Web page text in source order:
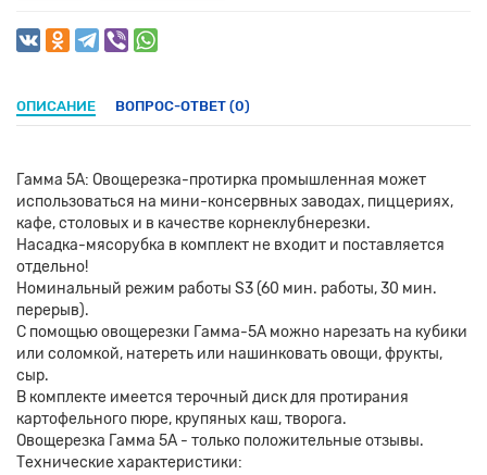
ОПИСАНИЕ ВОПРОС-ОТВЕТ (0)
Гамма 5А: Овощерезка-протирка промышленная может
использоваться на мини-консервных заводах, пиццериях,
кафе, столовых и в качестве корнеклубнерезки.
Насадка-мясорубка в комплект не входит и поставляется
отдельно!
Номинальный режим работы S3 (60 мин. работы, 30 мин.
перерыв).
С помощью овощерезки Гамма-5А можно нарезать на кубики
или соломкой, натереть или нашинковать овощи, фрукты,
сыр.
В комплекте имеется терочный диск для протирания
картофельного пюре, крупяных каш, творога.
Овощерезка Гамма 5А - только положительные отзывы.
Технические характеристики: